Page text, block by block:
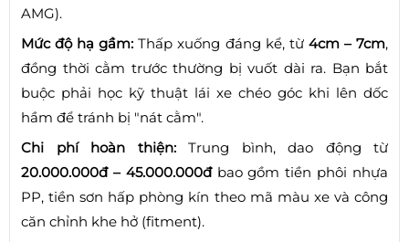
AMG).
Mức độ hạ gầm: Thấp xuống đáng kể, từ 4cm – 7cm,
đồng thời cằm trước thường bị vuốt dài ra. Bạn bắt
buộc phải học kỹ thuật lái xe chéo góc khi lên dốc
hầm để tránh bị "nát cằm".
Chi phí hoàn thiện:Trung bình, dao động từ
20.000.000đ – 45.000.000đbao gồm tiền phôi nhựa
PP, tiền sơn hấp phòng kín theo mã màu xe và công
căn chỉnh khe hở (fitment).